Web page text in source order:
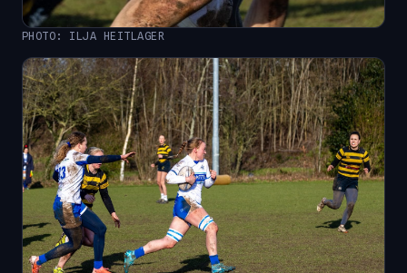
PHOTO: ILJA HEITLAGER